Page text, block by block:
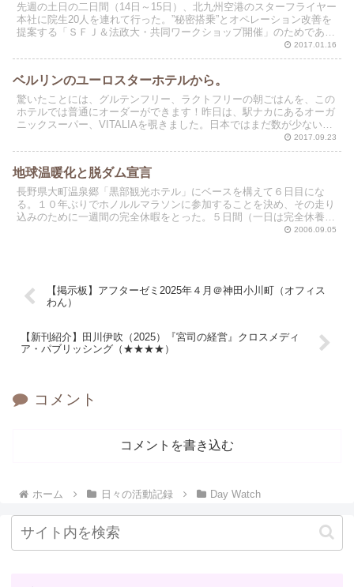
先週の土日の二日間（14日～15日）、北九州空港のスターフライヤー
本社に院生20人を連れて行った。”秘密搭乗”とオペレーション改善を
提案する「ＳＦＪ＆法政大・共同ワークショップ開催」のためであ
2017.01.16
ベルリンのユーロスターホテルから。
驚いたことには、グルテンフリー、ラクトフリーの朝ごはんを、この
ホテルでは普通にオーダーができます！昨日は、駅ナカにあるオーガ
ニックスーパー、VITALIAを覗きました。日本ではまだ数が少ないビ
2017.09.23
地球温暖化と脱ダム宣言
長野県大町温泉郷「黒部観光ホテル」にベースを構えて６日目にな
る。１０年ぶりでホノルルマラソンに参加することを決め、その走り
込みのために一週間の完全休暇をとった。５日間（一日は完全休養）
2006.09.05
【掲示板】アフターゼミ2025年４月＠神田小川町（オフィス
わん）
【新刊紹介】田川伊吹（2025）『宮司の経営』クロスメディ
ア・パブリッシング（★★★★）
コメント
コメントを書き込む
ホーム 日々の活動記録 Day Watch